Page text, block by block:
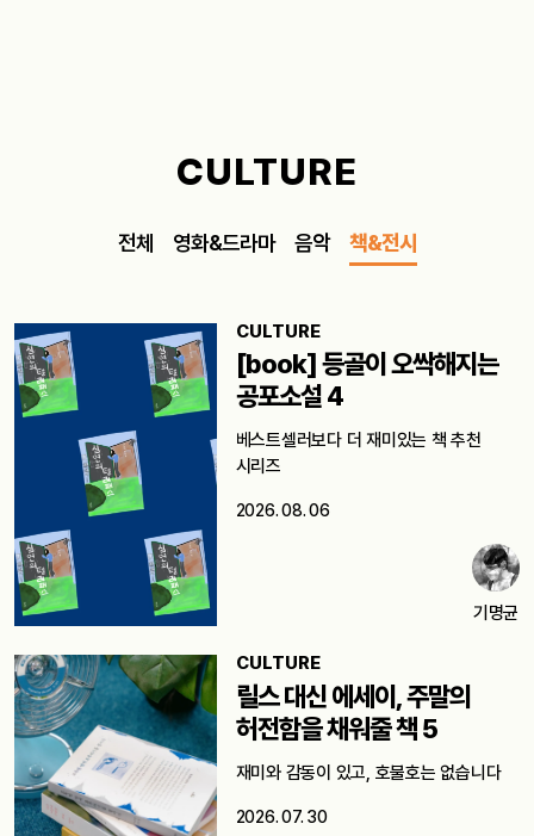
CULTURE
전체 영화&드라마 음악 책&전시
CULTURE
[book] 등골이 오싹해지는
공포소설 4
베스트셀러보다 더 재미있는 책 추천
시리즈
2026. 08. 06
기명균
CULTURE
릴스 대신 에세이, 주말의
허전함을 채워줄 책 5
재미와 감동이 있고, 호불호는 없습니다
2026. 07. 30